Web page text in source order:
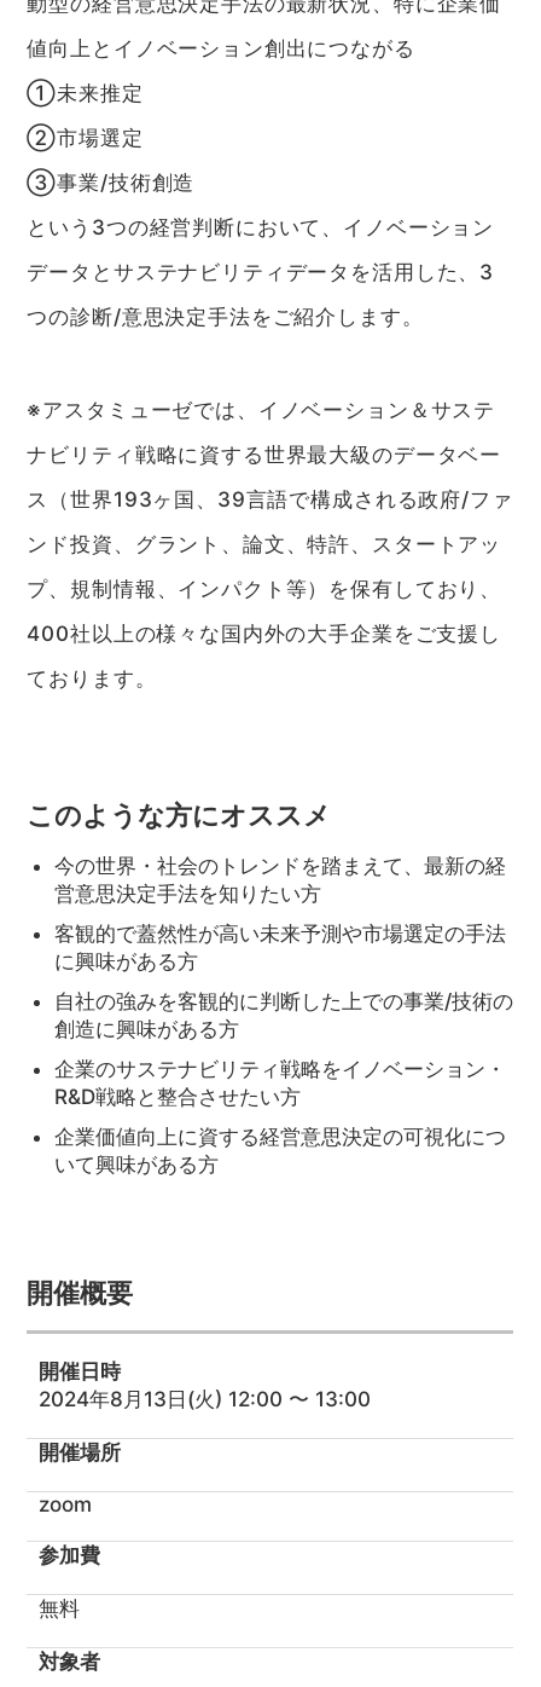
値向上とイノベーション創出につながる
①未来推定
②市場選定
③事業/技術創造
という3つの経営判断において、イノベーション
データとサステナビリティデータを活用した、3
つの診断/意思決定手法をご紹介します。
※アスタミューゼでは、イノベーション＆サステ
ナビリティ戦略に資する世界最大級のデータベー
ス（世界193ヶ国、39言語で構成される政府/ファ
ンド投資、グラント、論文、特許、スタートアッ
プ、規制情報、インパクト等）を保有しており、
400社以上の様々な国内外の大手企業をご支援し
ております。
このような方にオススメ
今の世界・社会のトレンドを踏まえて、最新の経
営意思決定手法を知りたい方
客観的で蓋然性が高い未来予測や市場選定の手法
に興味がある方
自社の強みを客観的に判断した上での事業/技術の
創造に興味がある方
企業のサステナビリティ戦略をイノベーション・
R&D戦略と整合させたい方
企業価値向上に資する経営意思決定の可視化につ
いて興味がある方
開催概要
開催日時
2024年8月13日(火) 12:00 〜 13:00
開催場所
zoom
参加費
無料
対象者